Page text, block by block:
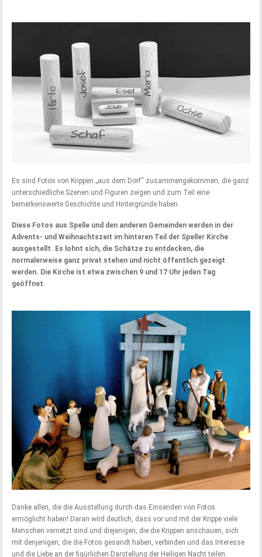
Es sind Fotos von Krippen „aus dem Dorf“ zusammengekommen, die ganz
unterschiedliche Szenen und Figuren zeigen und zum Teil eine
bemerkenswerte Geschichte und Hintergründe haben.
Diese Fotos aus Spelle und den anderen Gemeinden werden in der
Advents- und Weihnachtszeit im hinteren Teil der Speller Kirche
ausgestellt. Es lohnt sich, die Schätze zu entdecken, die
normalerweise ganz privat stehen und nicht öffentlich gezeigt
werden. Die Kirche ist etwa zwischen 9 und 17 Uhr jeden Tag
geöffnet.
Danke allen, die die Ausstellung durch das Einsenden von Fotos
ermöglicht haben! Daran wird deutlich, dass vor und mit der Krippe viele
Menschen vernetzt sind und diejenigen, die die Krippen anschauen, sich
mit denjenigen, die die Fotos gesandt haben, verbinden und das Interesse
und die Liebe an der figürlichen Darstellung der Heiligen Nacht teilen.